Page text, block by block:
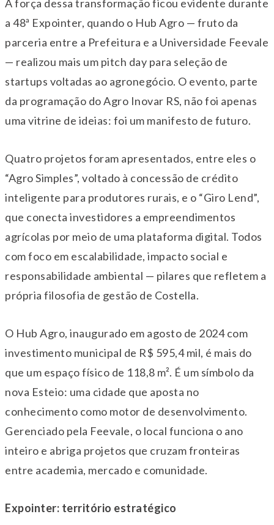
A força dessa transformação ficou evidente durante
a 48ª Expointer, quando o Hub Agro — fruto da
parceria entre a Prefeitura e a Universidade Feevale
— realizou mais um pitch day para seleção de
startups voltadas ao agronegócio. O evento, parte
da programação do Agro Inovar RS, não foi apenas
uma vitrine de ideias: foi um manifesto de futuro.
Quatro projetos foram apresentados, entre eles o
“Agro Simples”, voltado à concessão de crédito
inteligente para produtores rurais, e o “Giro Lend”,
que conecta investidores a empreendimentos
agrícolas por meio de uma plataforma digital. Todos
com foco em escalabilidade, impacto social e
responsabilidade ambiental — pilares que refletem a
própria filosofia de gestão de Costella.
O Hub Agro, inaugurado em agosto de 2024 com
investimento municipal de R$ 595,4 mil, é mais do
que um espaço físico de 118,8 m². É um símbolo da
nova Esteio: uma cidade que aposta no
conhecimento como motor de desenvolvimento.
Gerenciado pela Feevale, o local funciona o ano
inteiro e abriga projetos que cruzam fronteiras
entre academia, mercado e comunidade.
Expointer: território estratégico